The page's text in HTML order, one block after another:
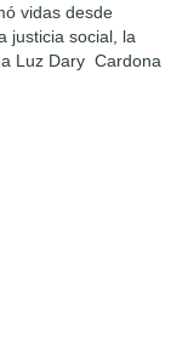
vidas desde
justicia social, la
Luz Dary Cardona